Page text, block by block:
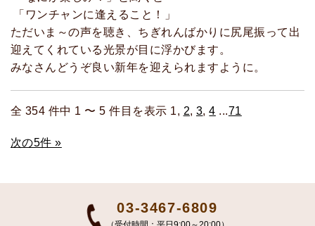
「ワンチャンに逢えること！」
ただいま～の声を聴き、ちぎれんばかりに尻尾振って出
迎えてくれている光景が目に浮かびます。
みなさんどうぞ良い新年を迎えられますように。
全 354 件中 1 〜 5 件目を表示 1, 2, 3,4 ...71
次の5件 »
03-3467-6809